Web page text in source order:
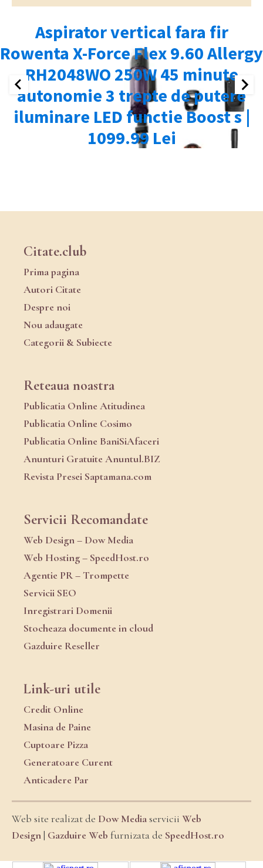
Citate.club
Prima pagina
Autori Citate
Despre noi
Nou adaugate
Categorii & Subiecte
Reteaua noastra
Publicatia Online Atitudinea
Publicatia Online Cosimo
Publicatia Online BaniSiAfaceri
Anunturi Gratuite Anuntul.BIZ
Revista Presei Saptamana.com
Servicii Recomandate
Web Design – Dow Media
Web Hosting – SpeedHost.ro
Agentie PR – Trompette
Servicii SEO
Inregistrari Domenii
Stocheaza documente in cloud
Gazduire Reseller
Link-uri utile
Credit Online
Masina de Paine
Cuptoare Pizza
Generatoare Curent
Anticadere Par
Web site realizat de Dow Mediaservicii Web
Design| Gazduire Web furnizata de SpeedHost.ro